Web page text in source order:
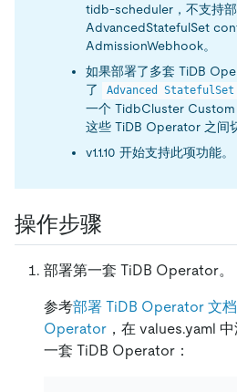
tidb-scheduler，不支持
AdvancedStatefulSet
AdmissionWebhook。
如果部署了多套 TiDB
了
Advanced StatefulSet
一个 TidbCluster
这些 TiDB Operator 之间
v1.1.10 开始支持此项功能。
操作步骤
部署第一套 TiDB Operator。
参考部署 TiDB Operator 文
Operator ，在 values.yaml
一套 TiDB Operator：